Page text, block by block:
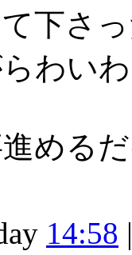
下さ
わい
める
14:58